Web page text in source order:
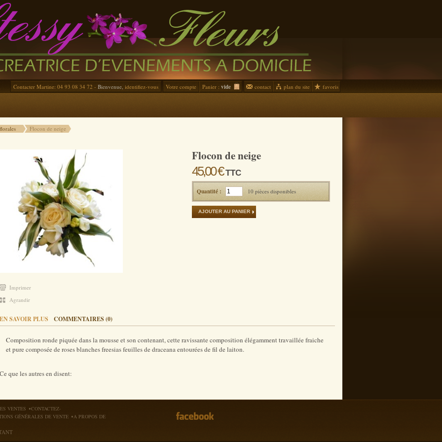
contact plan du site favoris
Contacter Martine: 04 93 08 34 72 - Bienvenue, identifiez-vous Panier : vide
Votre compte
Flocon de neige
Imprimer
Agrandir
Flocon de neige
45,00 €TTC
Quantité : 10 pièces disponibles
EN SAVOIR PLUS COMMENTAIRES (0)
Composition ronde piquée dans la mousse et son contenant, cette ravissante composition élégamment travaillée fraiche
et pure composée de roses blanches freesias feuilles de draceana entourées de fil de laiton.
Ce que les autres en disent:
VENTES
CONTACTEZ-
GÉNÉRALES DE VENTE
A PROPOS DE